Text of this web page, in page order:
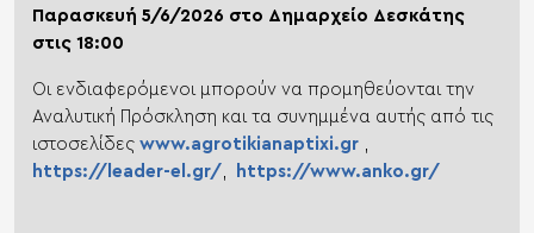
Παρασκευή 5/6/2026 στο Δημαρχείο Δεσκάτης
στις 18:00
Οι ενδιαφερόμενοι μπορούν να προμηθεύονται την
Αναλυτική Πρόσκληση και τα συνημμένα αυτής από τις
ιστοσελίδες www.agrotikianaptixi.gr ,
https://leader-el.gr/ , https://www.anko.gr/